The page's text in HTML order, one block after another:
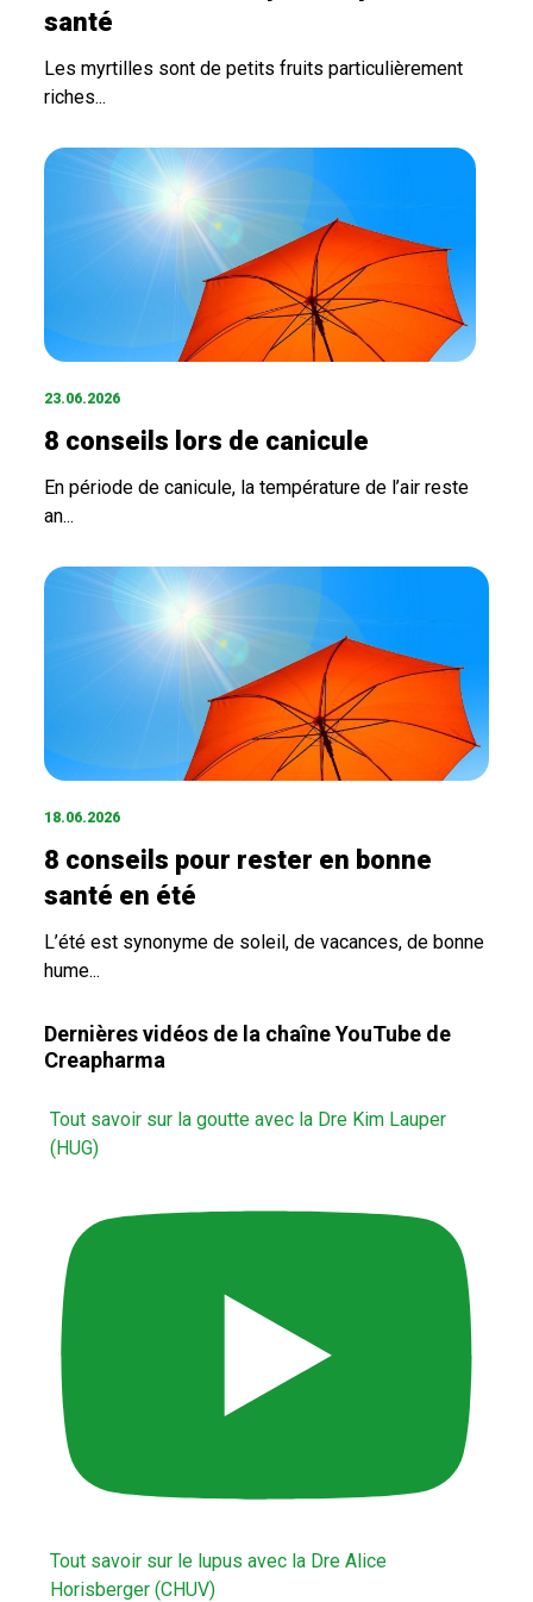
santé
Les myrtilles sont de petits fruits particulièrement
riches...
23.06.2026
8 conseils lors de canicule
En période de canicule, la température de l’air reste
an...
18.06.2026
8 conseils pour rester en bonne
santé en été
L’été est synonyme de soleil, de vacances, de bonne
hume...
Dernières vidéos de la chaîne YouTube de
Creapharma
Tout savoir sur la goutte avec la Dre Kim Lauper
(HUG)
Tout savoir sur le lupus avec la Dre Alice
Horisberger (CHUV)